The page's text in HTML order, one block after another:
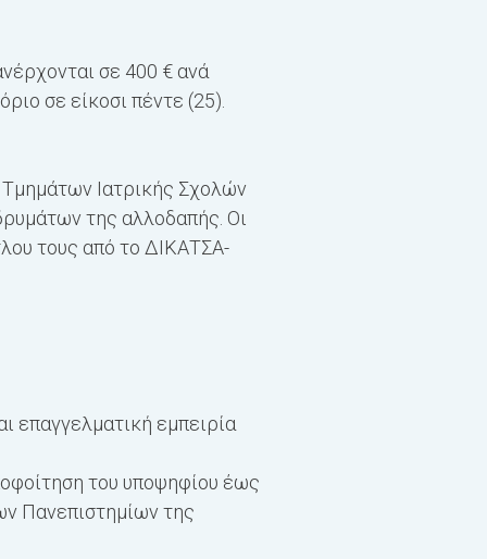
σε 400 € ανά
σε είκοσι πέντε (25).
Τμημάτων Ιατρικής Σχολών
της αλλοδαπής. Οι
τους από το ΔΙΚΑΤΣΑ-
επαγγελματική εμπειρία
του υποψηφίου έως
Πανεπιστημίων της